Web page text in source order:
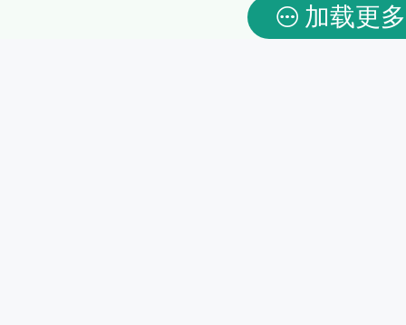
加载更多